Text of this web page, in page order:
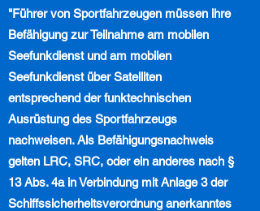
"Führer von Sportfahrzeugen müssen ihre
Befähigung zur Teilnahme am mobilen
Seefunkdienst und am mobilen
Seefunkdienst über Satelliten
entsprechend der funktechnischen
Ausrüstung des Sportfahrzeugs
nachweisen. Als Befähigungsnachweis
gelten LRC, SRC, oder ein anderes nach §
13 Abs. 4a in Verbindung mit Anlage 3 der
Schiffssicherheitsverordnung anerkanntes